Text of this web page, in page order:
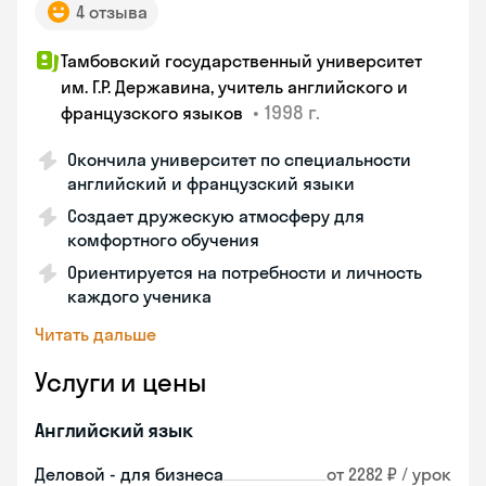
4 отзыва
Тамбовский государственный университет
им. Г.Р. Державина, учитель английского и
французского языков • 1998 г.
Окончила университет по специальности
английский и французский языки
Создает дружескую атмосферу для
комфортного обучения
Ориентируется на потребности и личность
каждого ученика
Читать дальше
Услуги и цены
Английский язык
Деловой - для бизнеса от 2282 ₽ / урок